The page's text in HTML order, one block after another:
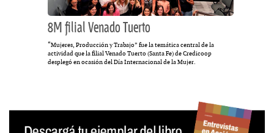
8M filial Venado Tuerto
“Mujeres, Producción y Trabajo” fue la temática central de la
actividad que la filial Venado Tuerto (Santa Fe) de Credicoop
desplegó en ocasión del Día Internacional de la Mujer.